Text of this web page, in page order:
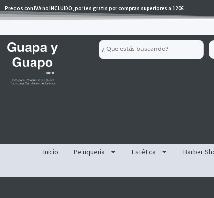
al
Precios con IVA no INCLUIDO, portes gratis por compras superiores a 120€
Search
...
Inicio Peluquería Estética Barber